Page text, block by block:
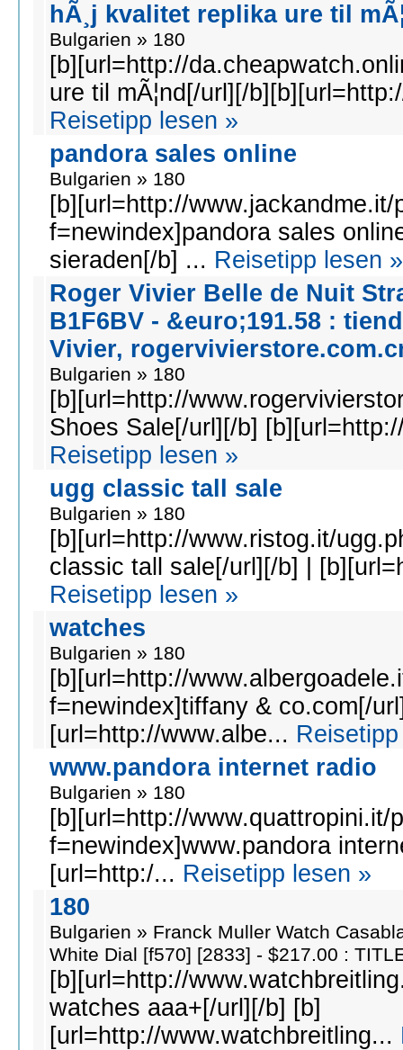
hÃ¸j kvalitet replika ure til
Bulgarien » 180
[b][url=http://
ure til mÃ¦nd[/url][/
Reisetipp lesen »
pandora sales online
Bulgarien » 180
[b][url=http://www.jackandme.it/
f=newindex]pandora sales
sieraden[/b] ... Reisetipp lesen »
Roger Vivier Belle de Nuit
B1F6BV - &euro;191.58 :
Vivier,
Bulgarien » 180
[b][url=http://
Shoes Sale[/url][/b]
Reisetipp lesen »
ugg classic tall sale
Bulgarien » 180
[b][url=http://www.ristog.it/
classic tall sale[/url][/b] |
Reisetipp lesen »
watches
Bulgarien » 180
[b][url=http://
f=newindex]tiffany & co.com[/
[url=http://www.albe...
www.pandora internet radio
Bulgarien » 180
[b][url=http://www.quattropini.it/
f=newindex]www.pandora
[url=http:/... Reisetipp lesen »
180
Bulgarien » Franck Muller Watch
White Dial [f570] [2833] - $217.00 :
[b][url=http://
watches aaa+[/url][/b] [b]
[url=http://www.watchbreitling...